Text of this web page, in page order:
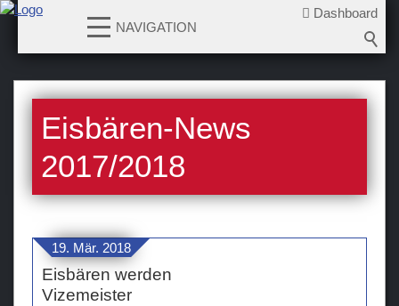
Dashboard
NAVIGATION
News
2026-2027
2025-2026
2024-2025
2022-2023
2021-2022
2020-2021
Eisbären-News
2017/2018
19. Mär. 2018
Eisbären werden
Vizemeister